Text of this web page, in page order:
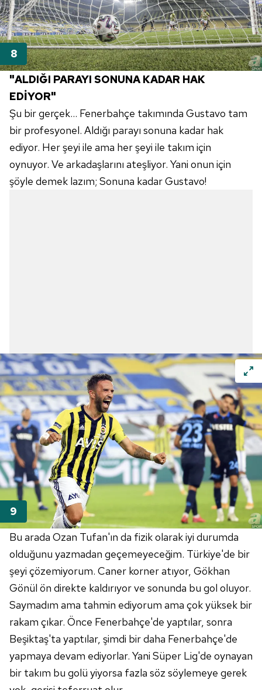
"ALDIĞI PARAYI SONUNA KADAR HAK
EDİYOR"
Şu bir gerçek... Fenerbahçe takımında Gustavo tam
bir profesyonel. Aldığı parayı sonuna kadar hak
ediyor. Her şeyi ile ama her şeyi ile takım için
oynuyor. Ve arkadaşlarını ateşliyor. Yani onun için
şöyle demek lazım; Sonuna kadar Gustavo!
Bu arada Ozan Tufan'ın da fizik olarak iyi durumda
olduğunu yazmadan geçemeyeceğim. Türkiye'de bir
şeyi çözemiyorum. Caner korner atıyor, Gökhan
Gönül ön direkte kaldırıyor ve sonunda bu gol oluyor.
Saymadım ama tahmin ediyorum ama çok yüksek bir
rakam çıkar. Önce Fenerbahçe'de yaptılar, sonra
Beşiktaş'ta yaptılar, şimdi bir daha Fenerbahçe'de
yapmaya devam ediyorlar. Yani Süper Lig'de oynayan
bir takım bu golü yiyorsa fazla söz söylemeye gerek